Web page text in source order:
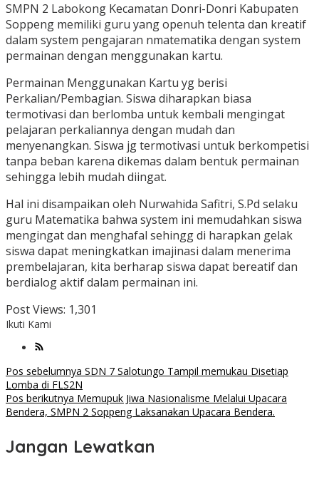
SMPN 2 Labokong Kecamatan Donri-Donri Kabupaten
Soppeng memiliki guru yang openuh telenta dan kreatif
dalam system pengajaran nmatematika dengan system
permainan dengan menggunakan kartu.
Permainan Menggunakan Kartu yg berisi
Perkalian/Pembagian. Siswa diharapkan biasa
termotivasi dan berlomba untuk kembali mengingat
pelajaran perkaliannya dengan mudah dan
menyenangkan. Siswa jg termotivasi untuk berkompetisi
tanpa beban karena dikemas dalam bentuk permainan
sehingga lebih mudah diingat.
Hal ini disampaikan oleh Nurwahida Safitri, S.Pd selaku
guru Matematika bahwa system ini memudahkan siswa
mengingat dan menghafal sehingg di harapkan gelak
siswa dapat meningkatkan imajinasi dalam menerima
prembelajaran, kita berharap siswa dapat bereatif dan
berdialog aktif dalam permainan ini.
Post Views: 1,301
Ikuti Kami
Navigasi
pos
Pos sebelumnya SDN 7 Salotungo Tampil memukau Disetiap
Lomba di FLS2N
Pos berikutnya Memupuk Jiwa Nasionalisme Melalui Upacara
Bendera, SMPN 2 Soppeng Laksanakan Upacara Bendera.
Jangan Lewatkan